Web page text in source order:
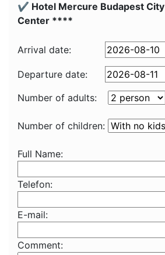
✔️ Hotel Mercure Budapest City
Center ****
Arrival date:
Departure date:
Number of adults:
Number of children:
Full Name:
Telefon:
E-mail:
Comment: